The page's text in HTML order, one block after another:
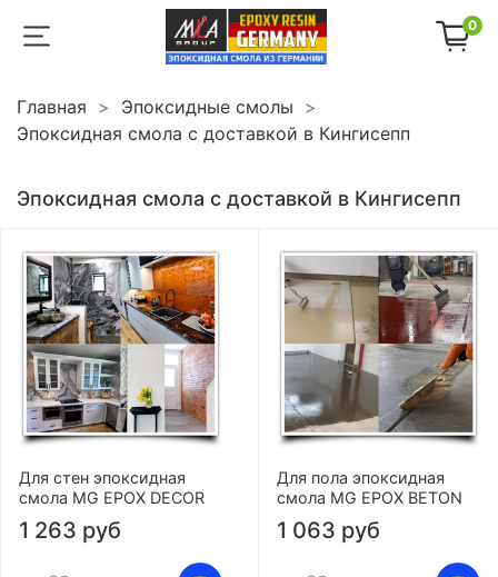
0
Главная
Эпоксидные смолы
Эпоксидная смола с доставкой в Кингисепп
Эпоксидная смола с доставкой в Кингисепп
Для стен эпоксидная
смола MG EPOX DECOR
1 263 руб
Для пола эпоксидная
смола MG EPOX BETON
1 063 руб